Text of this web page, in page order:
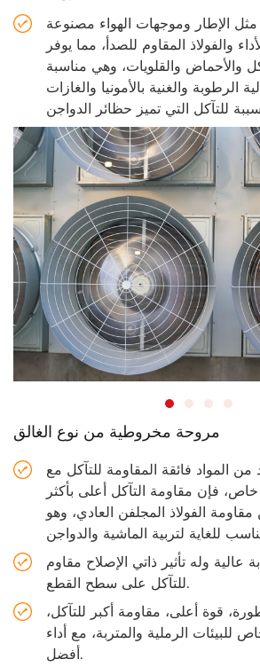
مثل الإطار وموجهات الهواء مصنوعة
والفولاذ المقاوم للصدأ، مما يوفر
والأحماض والقلويات، وهي مناسبة
الرطوبة والغنية بالأمونيا والغازات
مروحة مخروطية من نوع الغالق
المواد فائقة المقاومة للتآكل مع
فإن مقاومة التآكل أعلى بأكثر
مقاومة الفولاذ المجلفن العادي، وهو
عالية وله تأثير ذاتي الإصلاح مقاوم
للتآكل على سطح القطع.
قوة أعلى، مقاومة أكبر للتآكل،
للبيئات الرملية والمتربة، مع أداء
أفضل.